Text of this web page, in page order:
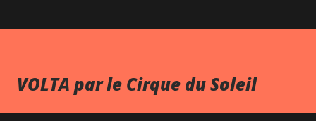
VOLTA par le Cirque du Soleil